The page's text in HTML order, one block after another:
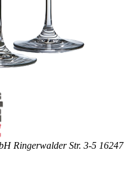
Ringerwalder Str. 3-5 16247